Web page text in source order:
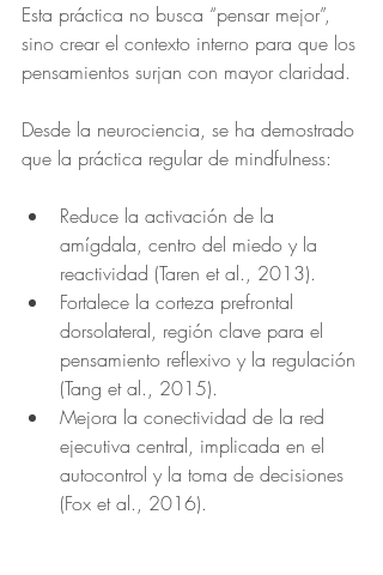
Esta práctica no busca “pensar mejor”,
sino crear el contexto interno para que los
pensamientos surjan con mayor claridad.
Desde la neurociencia, se ha demostrado
que la práctica regular de mindfulness:
Reduce la activación de la
amígdala, centro del miedo y la
reactividad (Taren et al., 2013).
Fortalece la corteza prefrontal
dorsolateral, región clave para el
pensamiento reflexivo y la regulación
(Tang et al., 2015).
Mejora la conectividad de la red
ejecutiva central, implicada en el
autocontrol y la toma de decisiones
(Fox et al., 2016).